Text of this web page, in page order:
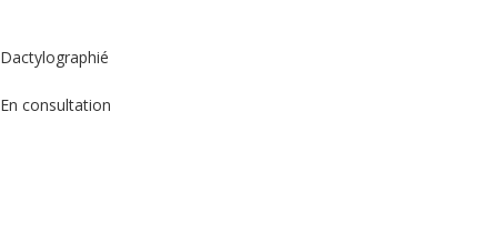
Dactylographié
En consultation